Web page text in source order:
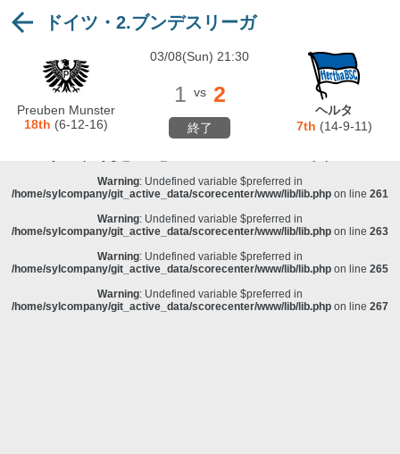
Warning: Undefined variable $preferred in
/home/sylcompany/git_active_data/scorecenter/www/lib/lib.php
Deprecated
: stristr(): Passing null to parameter #1 ($haystack) of type string is
deprecated in/home/sylcompany/git_active_data/scorecenter/www/lib/lib.php
Warning
/home/sylcompany/git_active_data/scorecenter/www/lib/lib.php on line
Warning: Undefined variable $preferred in
/home/sylcompany/git_active_data/scorecenter/www/lib/lib.php on line 261
Warning: Undefined variable $preferred in
/home/sylcompany/git_active_data/scorecenter/www/lib/lib.php on line 263
Warning: Undefined variable $preferred in
/home/sylcompany/git_active_data/scorecenter/www/lib/lib.php on line 265
Warning: Undefined variable $preferred in
/home/sylcompany/git_active_data/scorecenter/www/lib/lib.php on line 267
ドイツ・2.ブンデスリーガ
Preuben Munster
18th (6-12-16)
03/08(Sun) 21:30
1 vs 2
終了
ヘルタ
7th (14-9-11)